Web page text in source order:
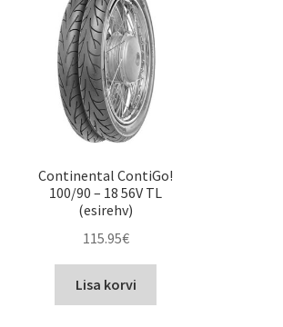
Continental ContiGo!
100/90 – 18 56V TL
(esirehv)
115.95€
Lisa korvi